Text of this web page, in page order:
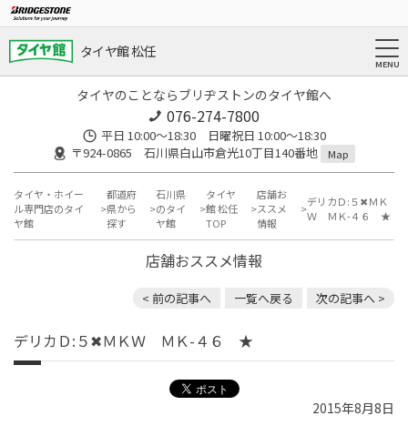
タイヤ館 松任
タイヤのことならブリヂストンのタイヤ館へ
076-274-7800
平日 10:00～18:30 日曜祝日 10:00～18:30
〒924-0865 石川県白山市倉光10丁目140番地
Map
タイヤ・ホイー
ル専門店のタイ
ヤ館
都道府
県から
探す
石川県
のタイ
ヤ館
タイヤ
館 松任
TOP
店舗お
ススメ
情報
デリカＤ:５✖ＭＫ
Ｗ ＭＫ-４６ ★
店舗おススメ情報
< 前の記事へ 一覧へ戻る 次の記事へ >
デリカＤ:５✖ＭＫＷ ＭＫ-４６ ★
2015年8月8日